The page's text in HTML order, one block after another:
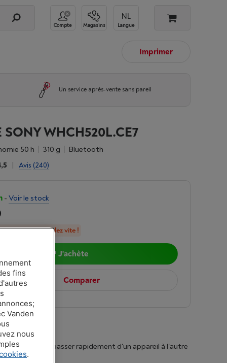
Compte Magasins Langue
Imprimer
Un service après-vente sans pareil
SONY WHCH520L.CE7
50 h 310 g
Bluetooth
| Avis (240)
- Voir le stock
stock, commandez vite !
J'achète
Comparer
pour passer rapidement d'un appareil à l'autre
fins
Vanden
nous
.